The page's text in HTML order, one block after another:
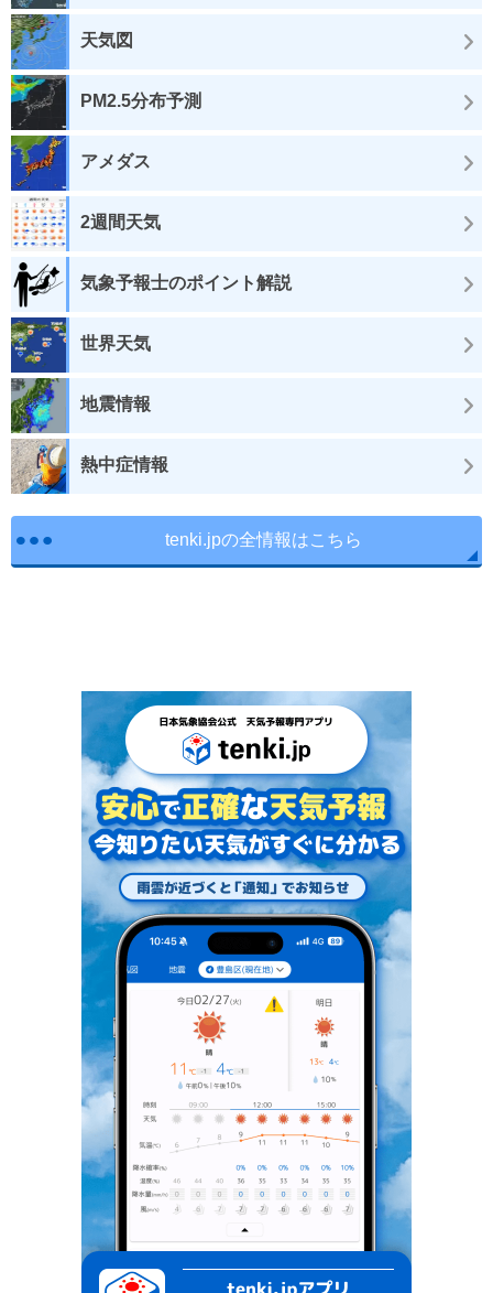
天気図
PM2.5分布予測
アメダス
2週間天気
気象予報士のポイント解説
世界天気
地震情報
熱中症情報
tenki.jpの全情報はこちら